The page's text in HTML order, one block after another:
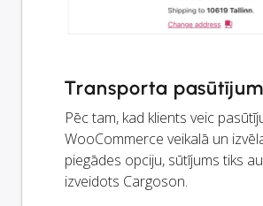
Transporta
Pēc tam, kad klients veic
WooCommerce veikalā un
piegādes opciju, sūtījums tiks
izveidots Cargoson.